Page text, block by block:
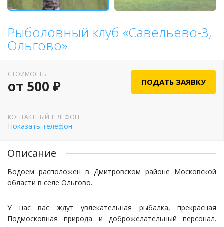
Рыболовный клуб «Савельево-3,
Ольгово»
СТОИМОСТЬ:
от 500 ₽ ПОДАТЬ ЗАЯВКУ
КОНТАКТНЫЙ ТЕЛЕФОН:
Показать телефон
Описание
Водоем расположен в Дмитровском районе Московской
области в селе Ольгово.
У нас вас ждут увлекательная рыбалка, прекрасная
Подмосковная природа и доброжелательный персонал.